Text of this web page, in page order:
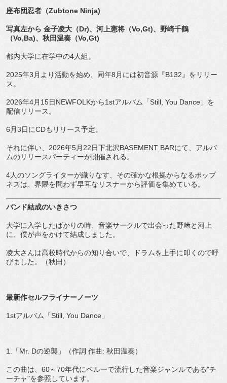
座布団忍者（Zubtone Ninja)
写真左から 金子凌大（Dr)、河上憲将（Vo,Gt)、野崎千鶴
（Vo,Ba)、秋田温奏（Vo,Gt)
都内大学に在学中の4人組。
2025年3月より活動を始め、同年8月には初音源『B132』をリリー
ス。
2026年4月15日NEWFOLKから1stアルバム「Still, You Dance」を
配信リリース。
6月3日にCDもリリース予定。
それに伴い、2026年5月22日下北沢BASEMENT BARにて、アルバ
ムのリリースパーティーが開催される。
4人のソングライターが織りなす、その確かな根拠からなるポップ
ネスは、界隈を問わず早耳なリスナーから評価を集めている。
バンド結成のいきさつ
大学に入学したばかりの時、音楽サークルで出会った野﨑と河上
に、僕が声をかけて結成しました。
凌大さんは高校時代からの知り合いで、ドラムを上手に叩くので呼
びました。（秋田）
最新作セルフライナーノーツ
1stアルバム「Still, You Dance」
1.「Mr. Dの逆襲」（作詞 作曲: 秋田温奏）
この曲は、60～70年代にペルーで流行した音楽ジャンルである"チ
ーチャ"を参照しています。